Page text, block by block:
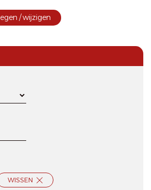
/ wijzigen
WISSEN